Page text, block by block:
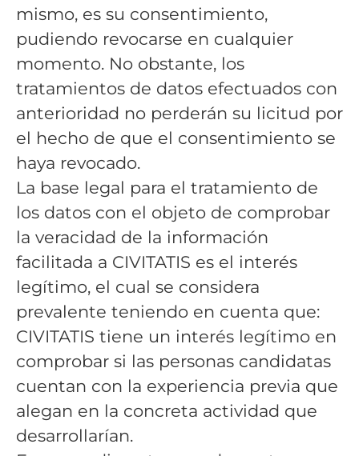
mismo, es su consentimiento,
pudiendo revocarse en cualquier
momento. No obstante, los
tratamientos de datos efectuados con
anterioridad no perderán su licitud por
el hecho de que el consentimiento se
haya revocado.
La base legal para el tratamiento de
los datos con el objeto de comprobar
la veracidad de la información
facilitada a CIVITATIS es el interés
legítimo, el cual se considera
prevalente teniendo en cuenta que:
CIVITATIS tiene un interés legítimo en
comprobar si las personas candidatas
cuentan con la experiencia previa que
alegan en la concreta actividad que
desarrollarían.